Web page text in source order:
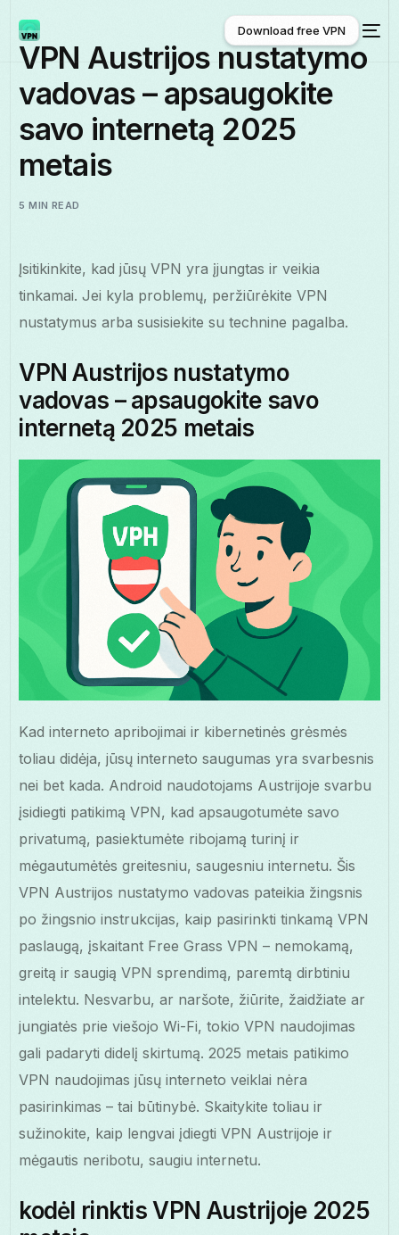
Lietuviškai
Download free VPN
Download free VPN
VPN Austrijos nustatymo
vadovas – apsaugokite
savo internetą 2025
metais
5 MIN READ
Įsitikinkite, kad jūsų VPN yra įjungtas ir veikia
tinkamai. Jei kyla problemų, peržiūrėkite VPN
nustatymus arba susisiekite su technine pagalba.
VPN Austrijos nustatymo
vadovas – apsaugokite savo
internetą 2025 metais
Kad interneto apribojimai ir kibernetinės grėsmės
toliau didėja, jūsų interneto saugumas yra svarbesnis
nei bet kada. Android naudotojams Austrijoje svarbu
įsidiegti patikimą VPN, kad apsaugotumėte savo
privatumą, pasiektumėte ribojamą turinį ir
mėgautumėtės greitesniu, saugesniu internetu. Šis
VPN Austrijos nustatymo vadovas pateikia žingsnis
po žingsnio instrukcijas, kaip pasirinkti tinkamą VPN
paslaugą, įskaitant Free Grass VPN – nemokamą,
greitą ir saugią VPN sprendimą, paremtą dirbtiniu
intelektu. Nesvarbu, ar naršote, žiūrite, žaidžiate ar
jungiatės prie viešojo Wi-Fi, tokio VPN naudojimas
gali padaryti didelį skirtumą. 2025 metais patikimo
VPN naudojimas jūsų interneto veiklai nėra
pasirinkimas – tai būtinybė. Skaitykite toliau ir
sužinokite, kaip lengvai įdiegti VPN Austrijoje ir
mėgautis neribotu, saugiu internetu.
kodėl rinktis VPN Austrijoje 2025